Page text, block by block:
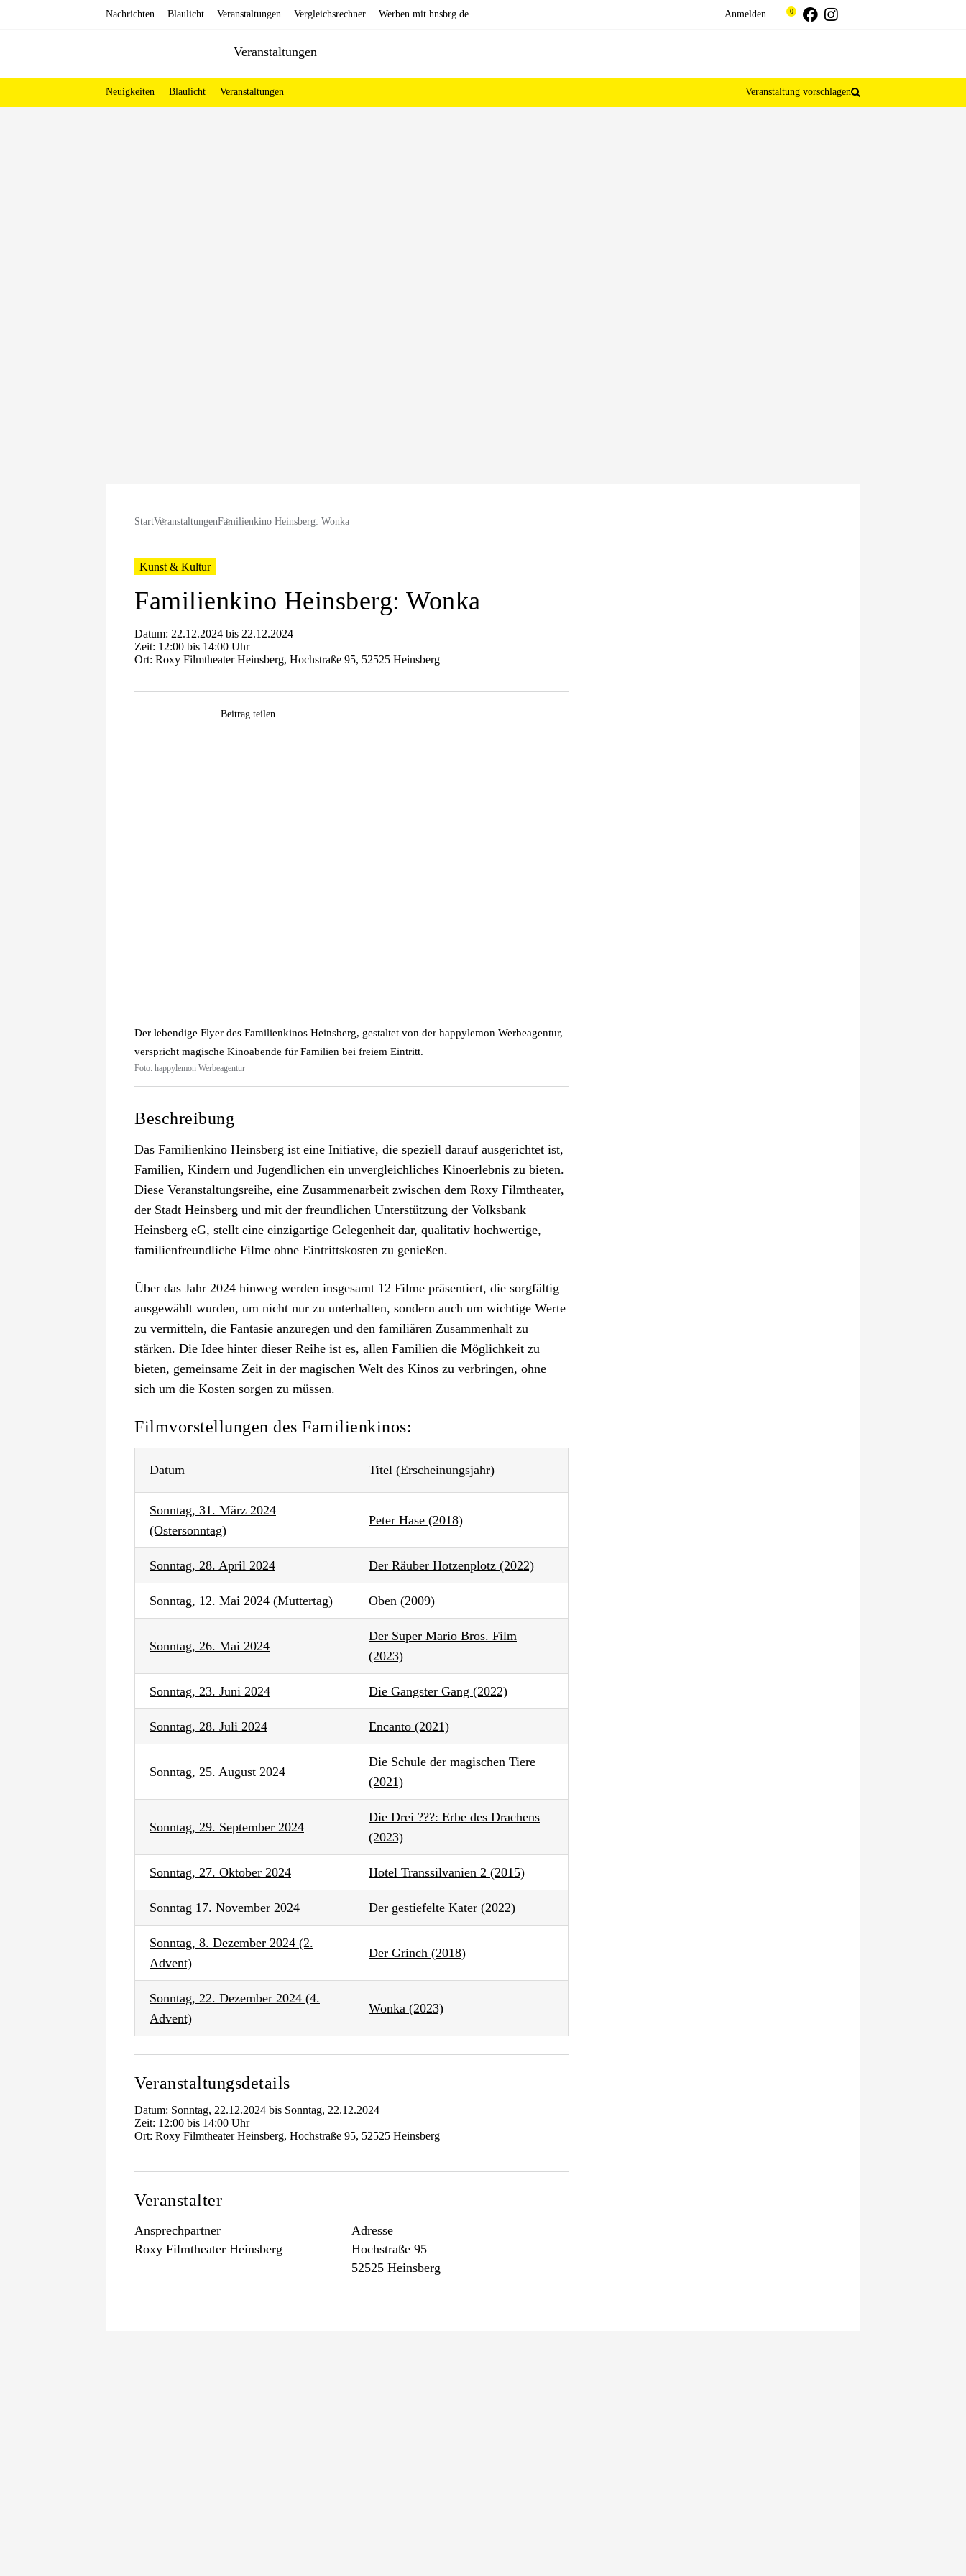
Nachrichten Blaulicht Veranstaltungen Vergleichsrechner Werben mit hnsbrg.de Anmelden 0 Facebook
Veranstaltungen
Neuigkeiten Blaulicht Veranstaltungen Veranstaltung vorschlagen
StartVeranstaltungenFamilienkino Heinsberg: Wonka
Kunst & Kultur
Familienkino Heinsberg: Wonka
Datum: 22.12.2024 bis 22.12.2024
Zeit: 12:00 bis 14:00 Uhr
Ort: Roxy Filmtheater Heinsberg, Hochstraße 95, 52525 Heinsberg
Beitrag teilen
Pinterest
E-
Der lebendige Flyer des Familienkinos Heinsberg, gestaltet von der happylemon Werbeagentur,
verspricht magische Kinoabende für Familien bei freiem Eintritt.
Foto: happylemon Werbeagentur
Beschreibung
Das Familienkino Heinsberg ist eine Initiative, die speziell darauf ausgerichtet ist,
Familien, Kindern und Jugendlichen ein unvergleichliches Kinoerlebnis zu bieten.
Diese Veranstaltungsreihe, eine Zusammenarbeit zwischen dem Roxy Filmtheater,
der Stadt Heinsberg und mit der freundlichen Unterstützung der Volksbank
Heinsberg eG, stellt eine einzigartige Gelegenheit dar, qualitativ hochwertige,
familienfreundliche Filme ohne Eintrittskosten zu genießen.
Über das Jahr 2024 hinweg werden insgesamt 12 Filme präsentiert, die sorgfältig
ausgewählt wurden, um nicht nur zu unterhalten, sondern auch um wichtige Werte
zu vermitteln, die Fantasie anzuregen und den familiären Zusammenhalt zu
stärken. Die Idee hinter dieser Reihe ist es, allen Familien die Möglichkeit zu
bieten, gemeinsame Zeit in der magischen Welt des Kinos zu verbringen, ohne
sich um die Kosten sorgen zu müssen.
Filmvorstellungen des Familienkinos:
Datum Titel (Erscheinungsjahr)
Sonntag, 31. März 2024
(Ostersonntag)
Peter Hase (2018)
Sonntag, 28. April 2024 Der Räuber Hotzenplotz (2022)
Sonntag, 12. Mai 2024 (Muttertag) Oben (2009)
Sonntag, 26. Mai 2024
Der Super Mario Bros. Film
(2023)
Sonntag, 23. Juni 2024 Die Gangster Gang (2022)
Sonntag, 28. Juli 2024 Encanto (2021)
Sonntag, 25. August 2024
Die Schule der magischen Tiere
(2021)
Sonntag, 29. September 2024
Die Drei ???: Erbe des Drachens
(2023)
Sonntag, 27. Oktober 2024 Hotel Transsilvanien 2 (2015)
Sonntag 17. November 2024 Der gestiefelte Kater (2022)
Sonntag, 8. Dezember 2024 (2.
Advent)
Der Grinch (2018)
Sonntag, 22. Dezember 2024 (4.
Advent)
Wonka (2023)
Veranstaltungsdetails
Datum: Sonntag, 22.12.2024 bis Sonntag, 22.12.2024
Zeit: 12:00 bis 14:00 Uhr
Ort: Roxy Filmtheater Heinsberg, Hochstraße 95, 52525 Heinsberg
Veranstalter
Ansprechpartner
Roxy Filmtheater Heinsberg
Adresse
Hochstraße 95
52525 Heinsberg